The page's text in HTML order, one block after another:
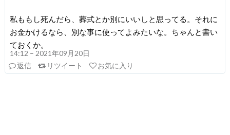
私ももし死んだら、葬式とか別にいいしと思ってる。それに
お金かけるなら、別な事に使ってよみたいな。ちゃんと書い
ておくか。
14:12 – 2021年09月20日
返信
リツイート お気に入り